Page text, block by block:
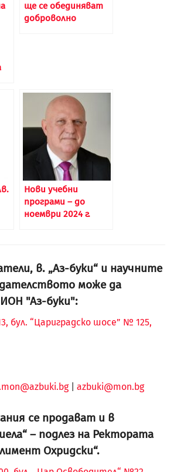
ще се обединяват
доброволно
Нови учебни
програми – до
ноември 2024 г.
в. „Аз-буки“ и научните
може да
"Аз-буки":
бул. “Цариградско шосе” № 125,
| azbuki@mon.bg
се продават и в
– подлез на Ректората
Охридски“.